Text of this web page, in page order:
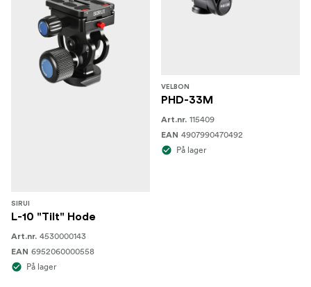
SIRUI
L-10 "Tilt" Hode
Art.nr. 4530000143
EAN 6952060000558
På lager
VELBON
PHD-33M
Art.nr. 115409
EAN 4907990470492
På lager